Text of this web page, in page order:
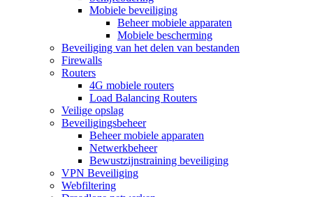
Mobiele beveiliging
Beheer mobiele apparaten
Mobiele bescherming
Beveiliging van het delen van bestanden
Firewalls
Routers
4G mobiele routers
Load Balancing Routers
Veilige opslag
Beveiligingsbeheer
Beheer mobiele apparaten
Netwerkbeheer
Bewustzijnstraining beveiliging
VPN Beveiliging
Webfiltering